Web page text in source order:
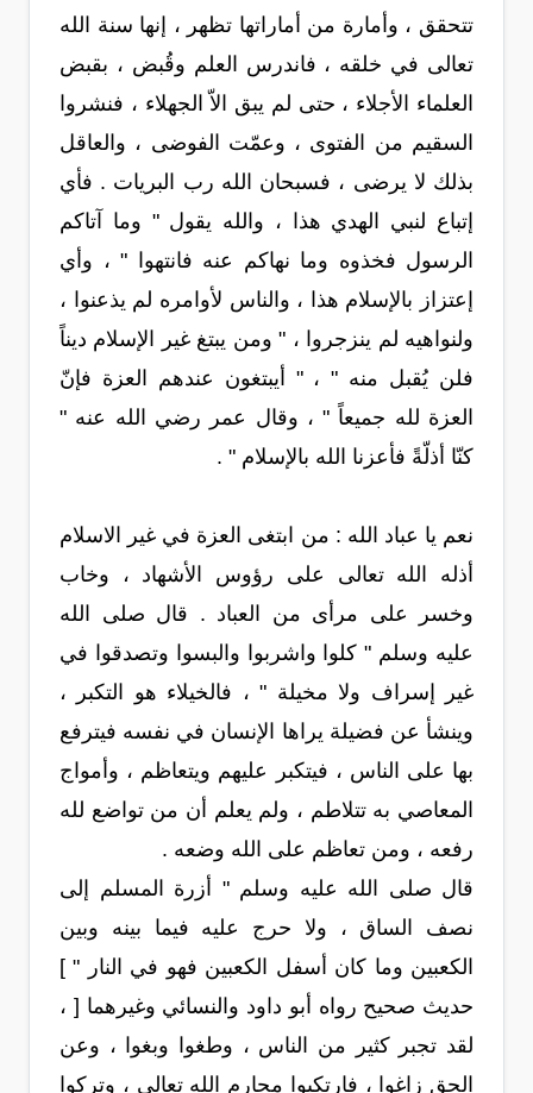
تتحقق ، وأمارة من أماراتها تظهر ، إنها سنة الله
تعالى في خلقه ، فاندرس العلم وقُبض ، بقبض
العلماء الأجلاء ، حتى لم يبق الاّ الجهلاء ، فنشروا
السقيم من الفتوى ، وعمّت الفوضى ، والعاقل
بذلك لا يرضى ، فسبحان الله رب البريات . فأي
إتباع لنبي الهدي هذا ، والله يقول " وما آتاكم
الرسول فخذوه وما نهاكم عنه فانتهوا " ، وأي
إعتزاز بالإسلام هذا ، والناس لأوامره لم يذعنوا ،
ولنواهيه لم ينزجروا ، " ومن يبتغ غير الإسلام ديناً
فلن يُقبل منه " ، " أيبتغون عندهم العزة فإنّ
العزة لله جميعاً " ، وقال عمر رضي الله عنه "
كنّا أذلّةً فأعزنا الله بالإسلام " .
نعم يا عباد الله : من ابتغى العزة في غير الاسلام
أذله الله تعالى على رؤوس الأشهاد ، وخاب
وخسر على مرأى من العباد . قال صلى الله
عليه وسلم " كلوا واشربوا والبسوا وتصدقوا في
غير إسراف ولا مخيلة " ، فالخيلاء هو التكبر ،
وينشأ عن فضيلة يراها الإنسان في نفسه فيترفع
بها على الناس ، فيتكبر عليهم ويتعاظم ، وأمواج
المعاصي به تتلاطم ، ولم يعلم أن من تواضع لله
رفعه ، ومن تعاظم على الله وضعه .
قال صلى الله عليه وسلم " أزرة المسلم إلى
نصف الساق ، ولا حرج عليه فيما بينه وبين
الكعبين وما كان أسفل الكعبين فهو في النار " ]
حديث صحيح رواه أبو داود والنسائي وغيرهما [ ،
لقد تجبر كثير من الناس ، وطغوا وبغوا ، وعن
الحق زاغوا ، فارتكبوا محارم الله تعالى ، وتركوا